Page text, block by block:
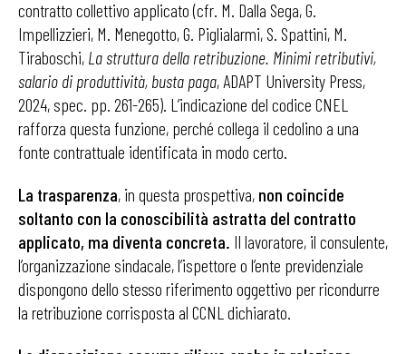
contratto collettivo applicato (cfr. M. Dalla Sega, G.
Impellizzieri, M. Menegotto, G. Piglialarmi, S. Spattini, M.
Tiraboschi, La struttura della retribuzione. Minimi retributivi,
salario di produttività, busta paga, ADAPT University Press,
2024, spec. pp. 261-265). L’indicazione del codice CNEL
rafforza questa funzione, perché collega il cedolino a una
fonte contrattuale identificata in modo certo.
La trasparenza, in questa prospettiva, non coincide
soltanto con la conoscibilità astratta del contratto
applicato, ma diventa concreta. Il lavoratore, il consulente,
l’organizzazione sindacale, l’ispettore o l’ente previdenziale
dispongono dello stesso riferimento oggettivo per ricondurre
la retribuzione corrisposta al CCNL dichiarato.